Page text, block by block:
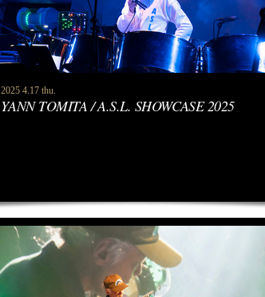
2025 4.17 thu.
YANN TOMITA / A.S.L. SHOWCASE 2025